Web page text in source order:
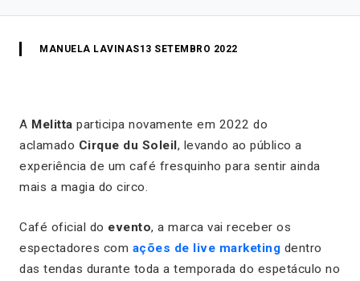
MANUELA LAVINAS13 SETEMBRO 2022
A Melitta participa novamente em 2022 do
aclamado Cirque du Soleil, levando ao público a
experiência de um café fresquinho para sentir ainda
mais a magia do circo.
Café oficial do evento, a marca vai receber os
espectadores com ações de live marketing dentro
das tendas durante toda a temporada do espetáculo no